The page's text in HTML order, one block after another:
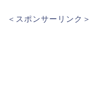
＜スポンサーリンク＞